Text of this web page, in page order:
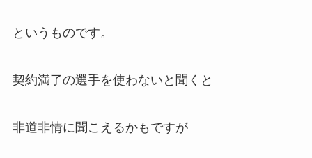
というものです。
契約満了の選手を使わないと聞くと
非道非情に聞こえるかもですが